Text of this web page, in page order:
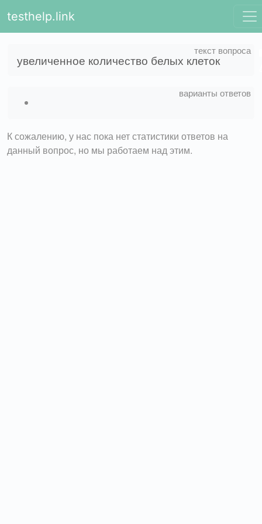
testhelp.link
увеличенное количество белых клеток
К сожалению, у нас пока нет статистики ответов на
данный вопрос, но мы работаем над этим.